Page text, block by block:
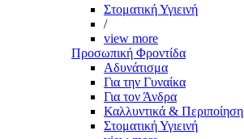
Στοματική Υγιεινή
/
view more
Προσωπική Φροντίδα
Αδυνάτισμα
Για την Γυναίκα
Για τον Άνδρα
Καλλυντικά & Περιποίηση
Στοματική Υγιεινή